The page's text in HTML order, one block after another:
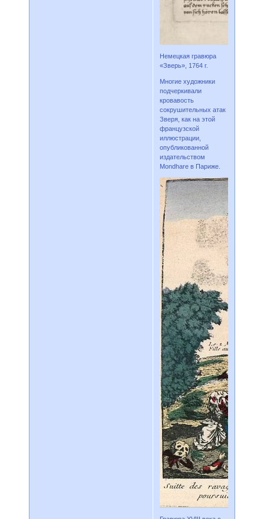
Немецкая гравюра
«Зверь», 1764 г.
Многие художники
подчеркивали
кровавость
сокрушительных атак
Зверя, как на этой
французской
иллюстрации,
опубликованной
издательством
Mondhare в Париже.